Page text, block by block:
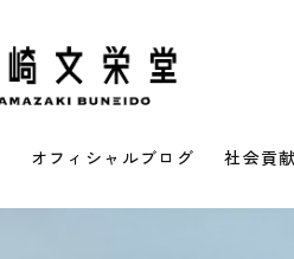
オフィシャルブログ 社会貢